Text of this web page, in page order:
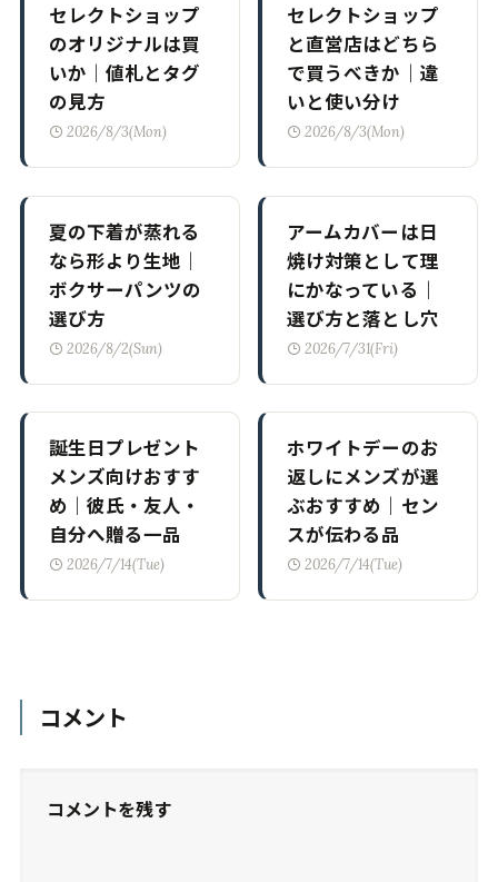
セレクトショップ
のオリジナルは買
いか｜値札とタグ
の見方
2026/8/3(Mon)
セレクトショップ
と直営店はどちら
で買うべきか｜違
いと使い分け
2026/8/3(Mon)
夏の下着が蒸れる
なら形より生地｜
ボクサーパンツの
選び方
2026/8/2(Sun)
アームカバーは日
焼け対策として理
にかなっている｜
選び方と落とし穴
2026/7/31(Fri)
誕生日プレゼント
メンズ向けおすす
め｜彼氏・友人・
自分へ贈る一品
2026/7/14(Tue)
ホワイトデーのお
返しにメンズが選
ぶおすすめ｜セン
スが伝わる品
2026/7/14(Tue)
コメント
コメントを残す